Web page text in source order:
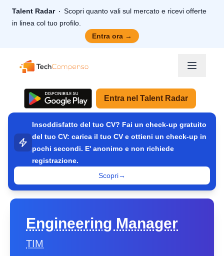
Talent Radar
Scopri quanto vali sul mercato e ricevi offerte
in linea col tuo profilo.
Entra ora →
TechCompenso
Entra nel Talent Radar
Insoddisfatto del tuo CV? Fai un check-up gratuito
del tuo CV: carica il tuo CV e ottieni un check-up in
pochi secondi. E' anonimo e non richiede
registrazione.
Scopri→
Engineering Manager
TIM